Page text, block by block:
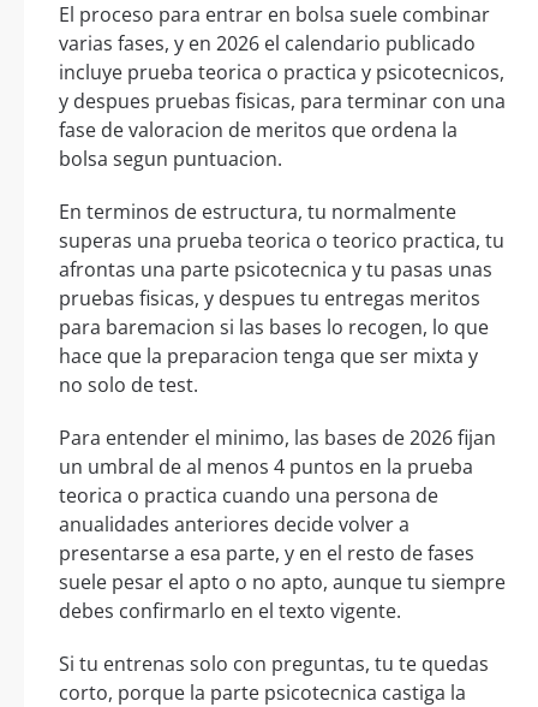
El proceso para entrar en bolsa suele combinar
varias fases, y en 2026 el calendario publicado
incluye prueba teorica o practica y psicotecnicos,
y despues pruebas fisicas, para terminar con una
fase de valoracion de meritos que ordena la
bolsa segun puntuacion.
En terminos de estructura, tu normalmente
superas una prueba teorica o teorico practica, tu
afrontas una parte psicotecnica y tu pasas unas
pruebas fisicas, y despues tu entregas meritos
para baremacion si las bases lo recogen, lo que
hace que la preparacion tenga que ser mixta y
no solo de test.
Para entender el minimo, las bases de 2026 fijan
un umbral de al menos 4 puntos en la prueba
teorica o practica cuando una persona de
anualidades anteriores decide volver a
presentarse a esa parte, y en el resto de fases
suele pesar el apto o no apto, aunque tu siempre
debes confirmarlo en el texto vigente.
Si tu entrenas solo con preguntas, tu te quedas
corto, porque la parte psicotecnica castiga la